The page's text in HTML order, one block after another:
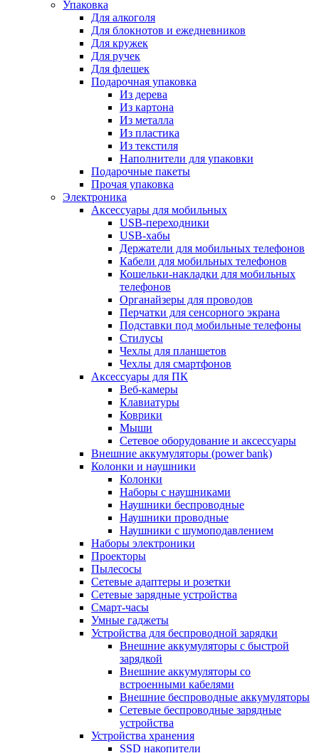
Упаковка
Для алкоголя
Для блокнотов и ежедневников
Для кружек
Для ручек
Для флешек
Подарочная упаковка
Из дерева
Из картона
Из металла
Из пластика
Из текстиля
Наполнители для упаковки
Подарочные пакеты
Прочая упаковка
Электроника
Аксессуары для мобильных
USB-переходники
USB-хабы
Держатели для мобильных телефонов
Кабели для мобильных телефонов
Кошельки-накладки для мобильных
телефонов
Органайзеры для проводов
Перчатки для сенсорного экрана
Подставки под мобильные телефоны
Стилусы
Чехлы для планшетов
Чехлы для смартфонов
Аксессуары для ПК
Веб-камеры
Клавиатуры
Коврики
Мыши
Сетевое оборудование и аксессуары
Внешние аккумуляторы (power bank)
Колонки и наушники
Колонки
Наборы с наушниками
Наушники беспроводные
Наушники проводные
Наушники с шумоподавлением
Наборы электроники
Проекторы
Пылесосы
Сетевые адаптеры и розетки
Сетевые зарядные устройства
Смарт-часы
Умные гаджеты
Устройства для беспроводной зарядки
Внешние аккумуляторы с быстрой
зарядкой
Внешние аккумуляторы со
встроенными кабелями
Внешние беспроводные аккумуляторы
Сетевые беспроводные зарядные
устройства
Устройства хранения
SSD накопители